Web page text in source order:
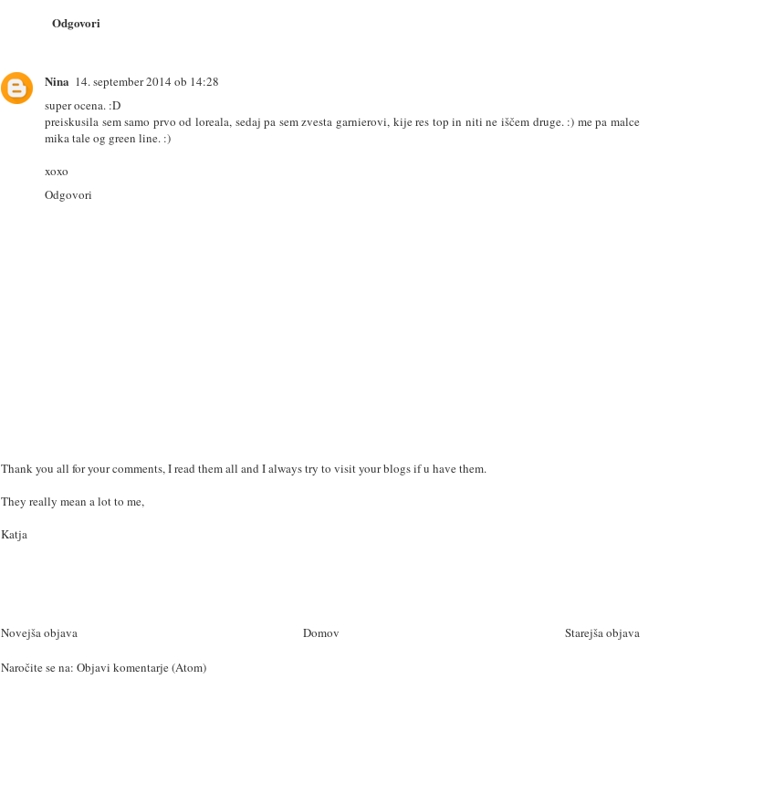
Odgovori
Nina 14. september 2014 ob 14:28
super ocena. :D
preiskusila sem samo prvo od loreala, sedaj pa sem zvesta garnierovi, kije res top in niti ne iščem druge. :) me pa malce
mika tale og green line. :)
xoxo
Odgovori
Thank you all for your comments, I read them all and I always try to visit your blogs if u have them.
They really mean a lot to me,
Katja
Novejša objava Starejša objava
Domov
Naročite se na: Objavi komentarje (Atom)